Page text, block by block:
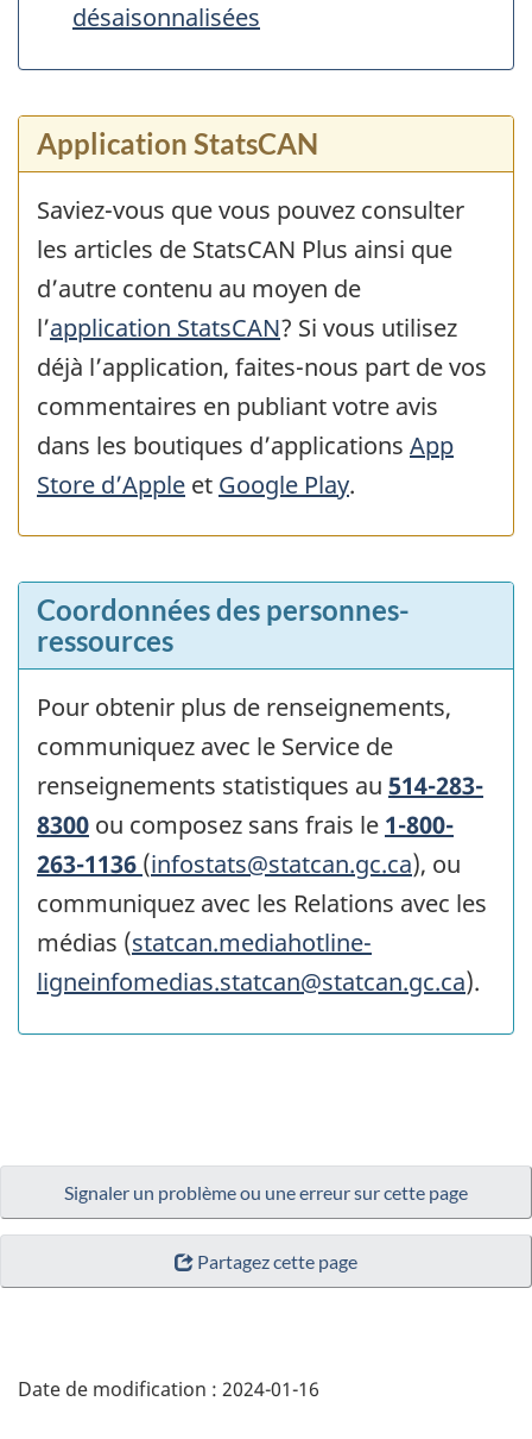
désaisonnalisées
Application StatsCAN
Saviez-vous que vous pouvez consulter
les articles de StatsCAN Plus ainsi que
d’autre contenu au moyen de
l’application StatsCAN? Si vous utilisez
déjà l’application, faites-nous part de vos
commentaires en publiant votre avis
dans les boutiques d’applications App
Store d’Apple et Google Play.
Coordonnées des personnes-
ressources
Pour obtenir plus de renseignements,
communiquez avec le Service de
renseignements statistiques au 514-283-
8300 ou composez sans frais le 1-800-
263-1136 (infostats@statcan.gc.ca), ou
communiquez avec les Relations avec les
médias (statcan.mediahotline-
ligneinfomedias.statcan@statcan.gc.ca).
Signaler un problème ou une erreur sur cette page
Partagez cette page
Date de modification : 2024-01-16